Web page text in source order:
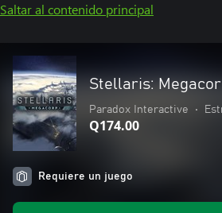
Saltar al contenido principal
Stellaris:
Paradox Interactive •
Q174.00
Requiere un juego